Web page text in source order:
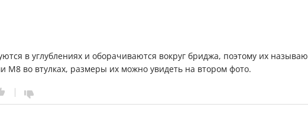
в углублениях и оборачиваются вокруг бриджа, поэтому их
М8 во втулках, размеры их можно увидеть на втором фото.